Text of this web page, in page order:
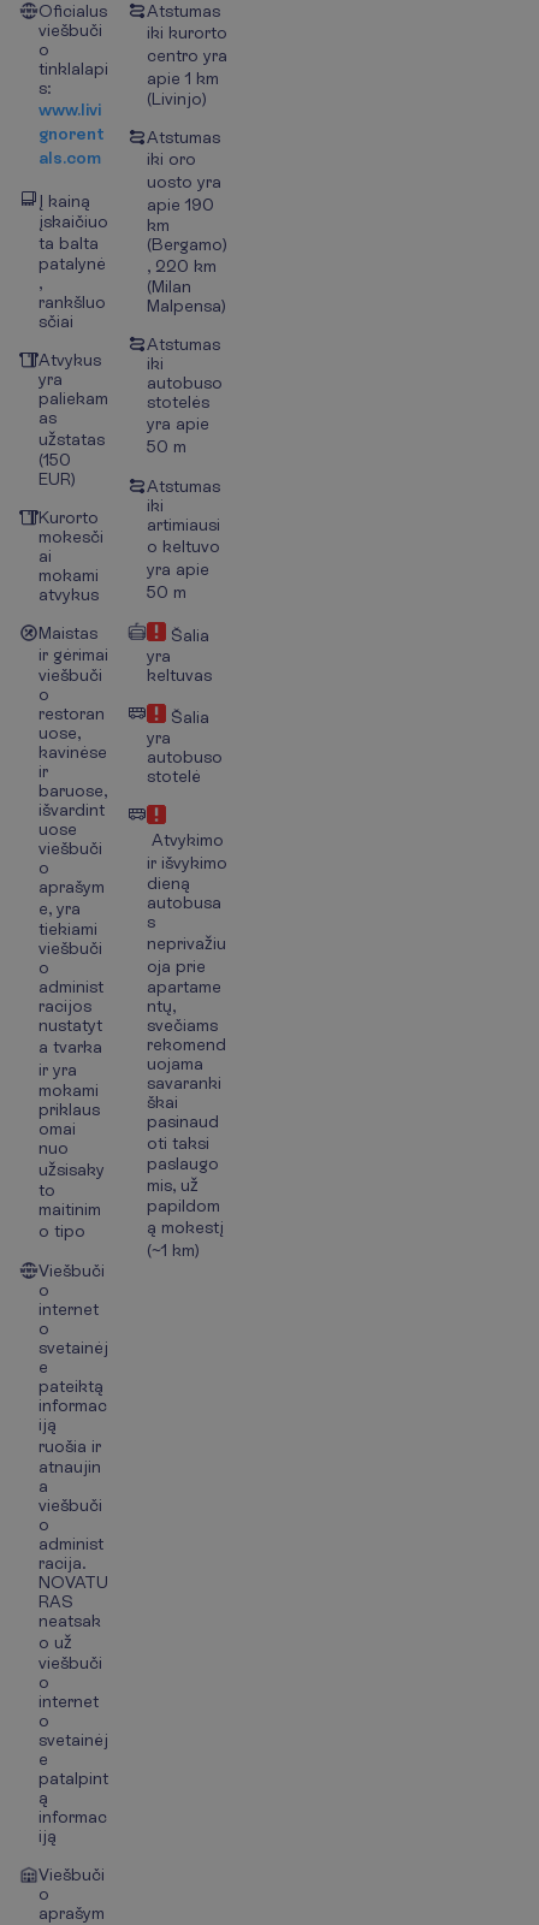
Oficialus
viešbuči
o
tinklalapi
s:
www.livi
gnorent
als.com
Į kainą
įskaičiuo
ta balta
patalynė
,
rankšluo
sčiai
Atvykus
yra
paliekam
as
užstatas
(150
EUR)
Kurorto
mokesči
ai
mokami
atvykus
Maistas
ir gėrimai
viešbuči
o
restoran
uose,
kavinėse
ir
baruose,
išvardint
uose
viešbuči
o
aprašym
e, yra
tiekiami
viešbuči
o
administ
racijos
nustatyt
a tvarka
ir yra
mokami
priklaus
omai
nuo
užsisaky
to
maitinim
o tipo
Viešbuči
o
internet
o
svetainėj
e
pateiktą
informac
iją
ruošia ir
atnaujin
a
viešbuči
o
administ
racija.
NOVATU
RAS
neatsak
o už
viešbuči
o
internet
o
svetainėj
e
patalpint
ą
informac
iją
Viešbuči
o
aprašym
Atstumas
iki kurorto
centro yra
apie 1 km
(Livinjo)
Atstumas
iki oro
uosto yra
apie 190
km
(Bergamo)
, 220 km
(Milan
Malpensa)
Atstumas
iki
autobuso
stotelės
yra apie
50 m
Atstumas
iki
artimiausi
o keltuvo
yra apie
50 m
Šalia
yra
keltuvas
Šalia
yra
autobuso
stotelė
Atvykimo
ir išvykimo
dieną
autobusa
s
neprivažiu
oja prie
apartame
ntų,
svečiams
rekomend
uojama
savaranki
škai
pasinaud
oti taksi
paslaugo
mis, už
papildom
ą mokestį
(~1 km)